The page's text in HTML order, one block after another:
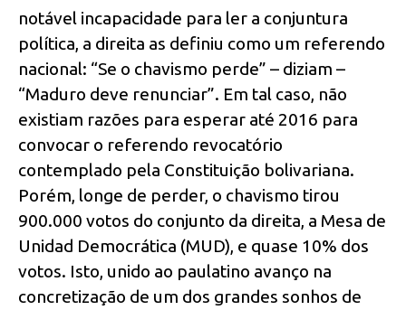
notável incapacidade para ler a conjuntura
política, a direita as definiu como um referendo
nacional: “Se o chavismo perde” – diziam –
“Maduro deve renunciar”. Em tal caso, não
existiam razões para esperar até 2016 para
convocar o referendo revocatório
contemplado pela Constituição bolivariana.
Porém, longe de perder, o chavismo tirou
900.000 votos do conjunto da direita, a Mesa de
Unidad Democrática (MUD), e quase 10% dos
votos. Isto, unido ao paulatino avanço na
concretização de um dos grandes sonhos de